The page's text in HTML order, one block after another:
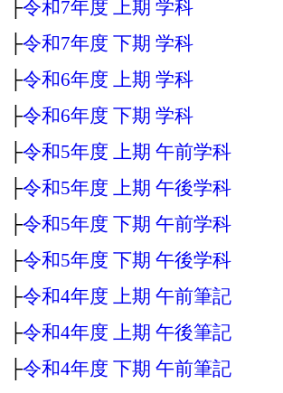
├令和7年度 上期 学科
├令和7年度 下期 学科
├令和6年度 上期 学科
├令和6年度 下期 学科
├令和5年度 上期 午前学科
├令和5年度 上期 午後学科
├令和5年度 下期 午前学科
├令和5年度 下期 午後学科
├令和4年度 上期 午前筆記
├令和4年度 上期 午後筆記
├令和4年度 下期 午前筆記